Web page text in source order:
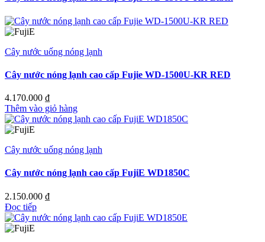
Cây nước uống nóng lạnh
Cây nước nóng lạnh cao cấp Fujie WD-1500U-KR RED
4.170.000 ₫
Thêm vào giỏ hàng
Cây nước uống nóng lạnh
Cây nước nóng lạnh cao cấp FujiE WD1850C
2.150.000 ₫
Đọc tiếp